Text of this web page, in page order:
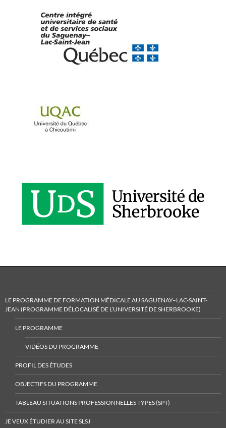
LE PROGRAMME DE FORMATION MÉDICALE AU SAGUENAY–LAC-SAINT-
JEAN (PROGRAMME DÉLOCALISÉ DE L’UNIVERSITÉ DE SHERBROOKE)
LE PROGRAMME
VIDÉOS DU PROGRAMME
PROFIL DES ÉTUDES
OBJECTIFS DU PROGRAMME
TABLEAU SITUATIONS PROFESSIONNELLES TYPES (SPT)
JE VEUX ÉTUDIER AU SITE SLSJ